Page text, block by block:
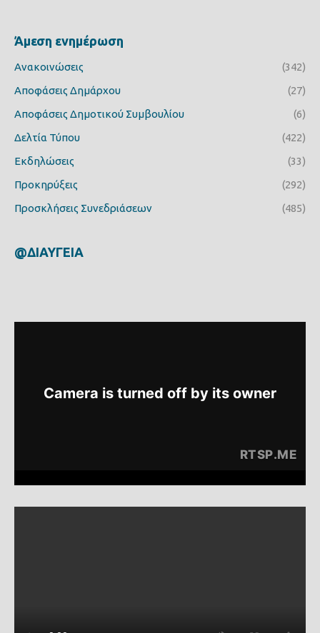
Άμεση ενημέρωση
Ανακοινώσεις
(342)
Αποφάσεις Δημάρχου
(27)
Αποφάσεις Δημοτικού Συμβουλίου
(6)
Δελτία Τύπου
(422)
Εκδηλώσεις
(33)
Προκηρύξεις
(292)
Προσκλήσεις Συνεδριάσεων
(485)
@ΔΙΑΥΓΕΙΑ